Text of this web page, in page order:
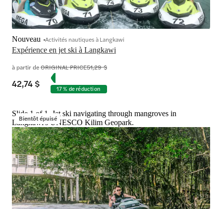
Expérience en jet ski à Langkawi
Nouveau Activités nautiques à Langkawi
à partir deORIGINAL PRICE51,29 $
42,74 $ 17 % de réduction
Bientôt épuisé
Slide 1 of 1, Jet ski navigating through mangroves in
Langkawi's UNESCO Kilim Geopark.